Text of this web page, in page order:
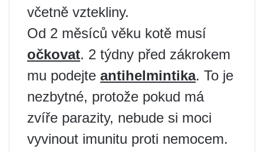
včetně vztekliny.
Od 2 měsíců věku kotě musí
očkovat. 2 týdny před zákrokem
mu podejte antihelmintika. To je
nezbytné, protože pokud má
zvíře parazity, nebude si moci
vyvinout imunitu proti nemocem.